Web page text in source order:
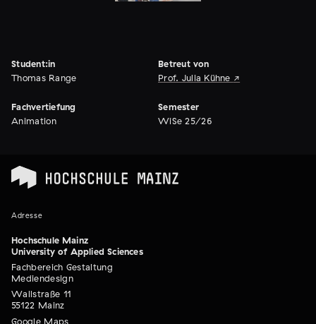
Student:in
Thomas Range
Betreut von
Prof. Julia Kühne
Fachvertiefung
Animation
Semester
WiSe 25/26
Adresse
Hochschule Mainz
University of Applied Sciences
Fachbereich Gestaltung
Mediendesign
Wallstraße 11
55122 Mainz
Google Maps